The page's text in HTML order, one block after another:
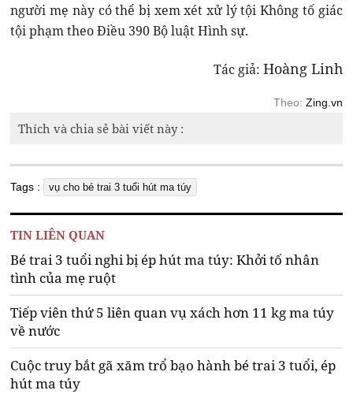
người mẹ này có thể bị xem xét xử lý tội Không tố giác
tội phạm theo Điều 390 Bộ luật Hình sự.
Tác giả: Hoàng Linh
Theo: Zing.vn
Thích và chia sẻ bài viết này :
Tags : vụ cho bé trai 3 tuổi hút ma túy
TIN LIÊN QUAN
Bé trai 3 tuổi nghi bị ép hút ma túy: Khởi tố nhân
tình của mẹ ruột
Tiếp viên thứ 5 liên quan vụ xách hơn 11 kg ma túy
về nước
Cuộc truy bắt gã xăm trổ bạo hành bé trai 3 tuổi, ép
hút ma túy